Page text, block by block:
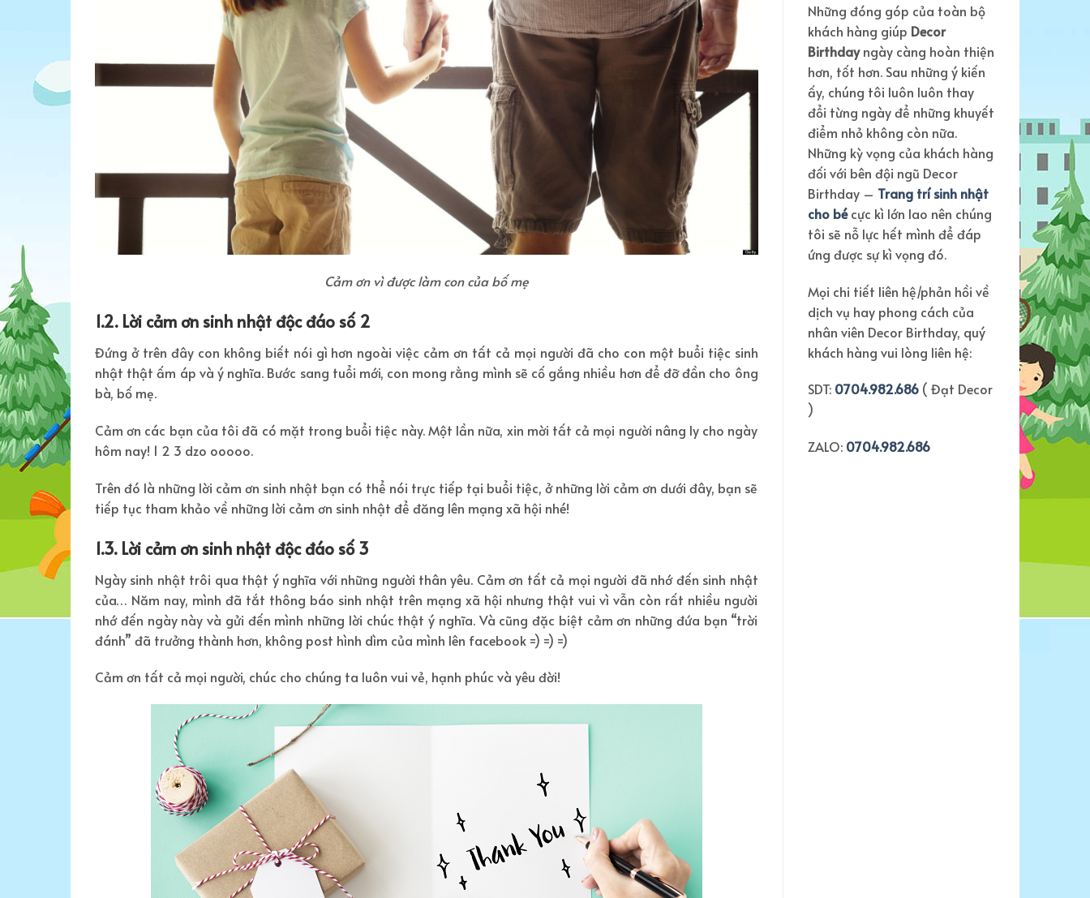
Cảm ơn vì được làm con của bố mẹ
1.2. Lời cảm ơn sinh nhật độc đáo số 2
Đứng ở trên đây con không biết nói gì hơn ngoài việc cảm ơn tất cả mọi người đã cho con một buổi tiệc sinh
nhật thật ấm áp và ý nghĩa. Bước sang tuổi mới, con mong rằng mình sẽ cố gắng nhiều hơn để đỡ đần cho ông
bà, bố mẹ.
Cảm ơn các bạn của tôi đã có mặt trong buổi tiệc này. Một lần nữa, xin mời tất cả mọi người nâng ly cho ngày
hôm nay! 1 2 3 dzo ooooo.
Trên đó là những lời cảm ơn sinh nhật bạn có thể nói trực tiếp tại buổi tiệc, ở những lời cảm ơn dưới đây, bạn sẽ
tiếp tục tham khảo về những lời cảm ơn sinh nhật để đăng lên mạng xã hội nhé!
1.3. Lời cảm ơn sinh nhật độc đáo số 3
Ngày sinh nhật trôi qua thật ý nghĩa với những người thân yêu. Cảm ơn tất cả mọi người đã nhớ đến sinh nhật
của… Năm nay, mình đã tắt thông báo sinh nhật trên mạng xã hội nhưng thật vui vì vẫn còn rất nhiều người
nhớ đến ngày này và gửi đến mình những lời chúc thật ý nghĩa. Và cũng đặc biệt cảm ơn những đứa bạn “trời
đánh” đã trưởng thành hơn, không post hình dìm của mình lên facebook =) =) =)
Cảm ơn tất cả mọi người, chúc cho chúng ta luôn vui vẻ, hạnh phúc và yêu đời!
Những đóng góp của toàn bộ
khách hàng giúp Decor
Birthdayngày càng hoàn thiện
hơn, tốt hơn. Sau những ý kiến
ấy, chúng tôi luôn luôn thay
đổi từng ngày để những khuyết
điểm nhỏ không còn nữa.
Những kỳ vọng của khách hàng
đối với bên đội ngũ Decor
Birthday – Trang trí sinh nhật
cho bécực kì lớn lao nên chúng
tôi sẽ nỗ lực hết mình để đáp
ứng được sự kì vọng đó.
Mọi chi tiết liên hệ/phản hồi về
dịch vụ hay phong cách của
nhân viên Decor Birthday, quý
khách hàng vui lòng liên hệ:
SDT: 0704.982.686( Đạt Decor
)
ZALO: 0704.982.686